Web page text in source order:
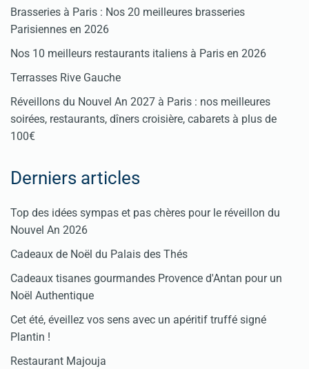
Brasseries à Paris : Nos 20 meilleures brasseries
Parisiennes en 2026
Nos 10 meilleurs restaurants italiens à Paris en 2026
Terrasses Rive Gauche
Réveillons du Nouvel An 2027 à Paris : nos meilleures
soirées, restaurants, dîners croisière, cabarets à plus de
100€
Derniers articles
Top des idées sympas et pas chères pour le réveillon du
Nouvel An 2026
Cadeaux de Noël du Palais des Thés
Cadeaux tisanes gourmandes Provence d'Antan pour un
Noël Authentique
Cet été, éveillez vos sens avec un apéritif truffé signé
Plantin !
Restaurant Majouja